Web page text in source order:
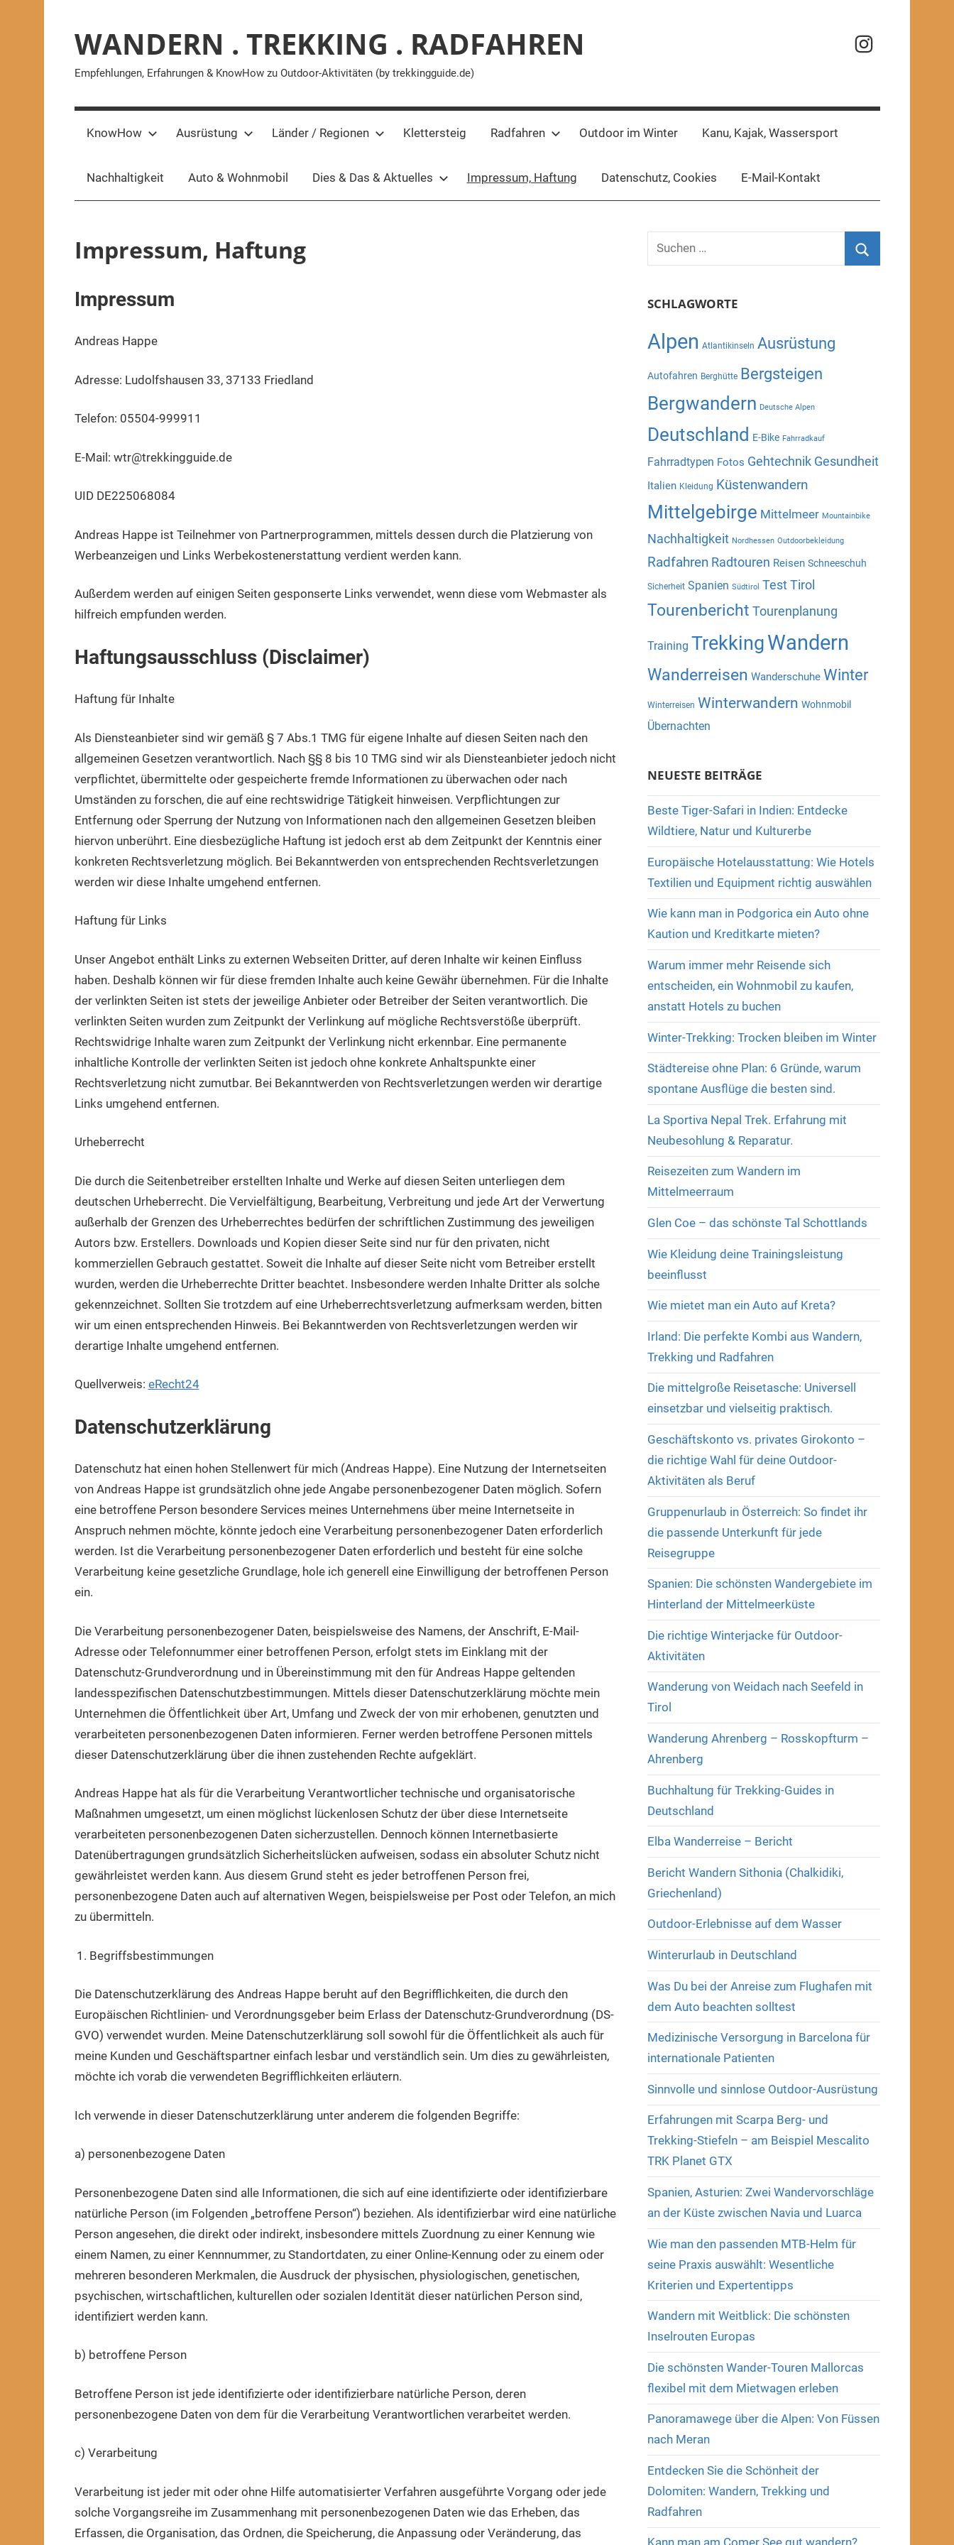
WANDERN . TREKKING . RADFAHREN
Empfehlungen, Erfahrungen & KnowHow zu Outdoor-Aktivitäten (by trekkingguide.de)
Reisefotos
KnowHow Ausrüstung Länder / Regionen Klettersteig Radfahren Outdoor im Winter Kanu, Kajak, Wassersport
Nachhaltigkeit Auto & Wohnmobil Dies & Das & Aktuelles Impressum, Haftung Datenschutz, Cookies E-Mail-Kontakt
Impressum, Haftung
Impressum
Andreas Happe
Adresse: Ludolfshausen 33, 37133 Friedland
Telefon: 05504-999911
E-Mail: wtr@trekkingguide.de
UID DE225068084
Andreas Happe ist Teilnehmer von Partnerprogrammen, mittels dessen durch die Platzierung von
Werbeanzeigen und Links Werbekostenerstattung verdient werden kann.
Außerdem werden auf einigen Seiten gesponserte Links verwendet, wenn diese vom Webmaster als
hilfreich empfunden werden.
Haftungsausschluss (Disclaimer)
Haftung für Inhalte
Als Diensteanbieter sind wir gemäß § 7 Abs.1 TMG für eigene Inhalte auf diesen Seiten nach den
allgemeinen Gesetzen verantwortlich. Nach §§ 8 bis 10 TMG sind wir als Diensteanbieter jedoch nicht
verpflichtet, übermittelte oder gespeicherte fremde Informationen zu überwachen oder nach
Umständen zu forschen, die auf eine rechtswidrige Tätigkeit hinweisen. Verpflichtungen zur
Entfernung oder Sperrung der Nutzung von Informationen nach den allgemeinen Gesetzen bleiben
hiervon unberührt. Eine diesbezügliche Haftung ist jedoch erst ab dem Zeitpunkt der Kenntnis einer
konkreten Rechtsverletzung möglich. Bei Bekanntwerden von entsprechenden Rechtsverletzungen
werden wir diese Inhalte umgehend entfernen.
Haftung für Links
Unser Angebot enthält Links zu externen Webseiten Dritter, auf deren Inhalte wir keinen Einfluss
haben. Deshalb können wir für diese fremden Inhalte auch keine Gewähr übernehmen. Für die Inhalte
der verlinkten Seiten ist stets der jeweilige Anbieter oder Betreiber der Seiten verantwortlich. Die
verlinkten Seiten wurden zum Zeitpunkt der Verlinkung auf mögliche Rechtsverstöße überprüft.
Rechtswidrige Inhalte waren zum Zeitpunkt der Verlinkung nicht erkennbar. Eine permanente
inhaltliche Kontrolle der verlinkten Seiten ist jedoch ohne konkrete Anhaltspunkte einer
Rechtsverletzung nicht zumutbar. Bei Bekanntwerden von Rechtsverletzungen werden wir derartige
Links umgehend entfernen.
Urheberrecht
Die durch die Seitenbetreiber erstellten Inhalte und Werke auf diesen Seiten unterliegen dem
deutschen Urheberrecht. Die Vervielfältigung, Bearbeitung, Verbreitung und jede Art der Verwertung
außerhalb der Grenzen des Urheberrechtes bedürfen der schriftlichen Zustimmung des jeweiligen
Autors bzw. Erstellers. Downloads und Kopien dieser Seite sind nur für den privaten, nicht
kommerziellen Gebrauch gestattet. Soweit die Inhalte auf dieser Seite nicht vom Betreiber erstellt
wurden, werden die Urheberrechte Dritter beachtet. Insbesondere werden Inhalte Dritter als solche
gekennzeichnet. Sollten Sie trotzdem auf eine Urheberrechtsverletzung aufmerksam werden, bitten
wir um einen entsprechenden Hinweis. Bei Bekanntwerden von Rechtsverletzungen werden wir
derartige Inhalte umgehend entfernen.
Quellverweis: eRecht24
Datenschutzerklärung
Datenschutz hat einen hohen Stellenwert für mich (Andreas Happe). Eine Nutzung der Internetseiten
von Andreas Happe ist grundsätzlich ohne jede Angabe personenbezogener Daten möglich. Sofern
eine betroffene Person besondere Services meines Unternehmens über meine Internetseite in
Anspruch nehmen möchte, könnte jedoch eine Verarbeitung personenbezogener Daten erforderlich
werden. Ist die Verarbeitung personenbezogener Daten erforderlich und besteht für eine solche
Verarbeitung keine gesetzliche Grundlage, hole ich generell eine Einwilligung der betroffenen Person
ein.
Die Verarbeitung personenbezogener Daten, beispielsweise des Namens, der Anschrift, E-Mail-
Adresse oder Telefonnummer einer betroffenen Person, erfolgt stets im Einklang mit der
Datenschutz-Grundverordnung und in Übereinstimmung mit den für Andreas Happe geltenden
landesspezifischen Datenschutzbestimmungen. Mittels dieser Datenschutzerklärung möchte mein
Unternehmen die Öffentlichkeit über Art, Umfang und Zweck der von mir erhobenen, genutzten und
verarbeiteten personenbezogenen Daten informieren. Ferner werden betroffene Personen mittels
dieser Datenschutzerklärung über die ihnen zustehenden Rechte aufgeklärt.
Andreas Happe hat als für die Verarbeitung Verantwortlicher technische und organisatorische
Maßnahmen umgesetzt, um einen möglichst lückenlosen Schutz der über diese Internetseite
verarbeiteten personenbezogenen Daten sicherzustellen. Dennoch können Internetbasierte
Datenübertragungen grundsätzlich Sicherheitslücken aufweisen, sodass ein absoluter Schutz nicht
gewährleistet werden kann. Aus diesem Grund steht es jeder betroffenen Person frei,
personenbezogene Daten auch auf alternativen Wegen, beispielsweise per Post oder Telefon, an mich
zu übermitteln.
Begriffsbestimmungen
Die Datenschutzerklärung des Andreas Happe beruht auf den Begrifflichkeiten, die durch den
Europäischen Richtlinien- und Verordnungsgeber beim Erlass der Datenschutz-Grundverordnung (DS-
GVO) verwendet wurden. Meine Datenschutzerklärung soll sowohl für die Öffentlichkeit als auch für
meine Kunden und Geschäftspartner einfach lesbar und verständlich sein. Um dies zu gewährleisten,
möchte ich vorab die verwendeten Begrifflichkeiten erläutern.
Ich verwende in dieser Datenschutzerklärung unter anderem die folgenden Begriffe:
a) personenbezogene Daten
Personenbezogene Daten sind alle Informationen, die sich auf eine identifizierte oder identifizierbare
natürliche Person (im Folgenden „betroffene Person“) beziehen. Als identifizierbar wird eine natürliche
Person angesehen, die direkt oder indirekt, insbesondere mittels Zuordnung zu einer Kennung wie
einem Namen, zu einer Kennnummer, zu Standortdaten, zu einer Online-Kennung oder zu einem oder
mehreren besonderen Merkmalen, die Ausdruck der physischen, physiologischen, genetischen,
psychischen, wirtschaftlichen, kulturellen oder sozialen Identität dieser natürlichen Person sind,
identifiziert werden kann.
b) betroffene Person
Betroffene Person ist jede identifizierte oder identifizierbare natürliche Person, deren
personenbezogene Daten von dem für die Verarbeitung Verantwortlichen verarbeitet werden.
c) Verarbeitung
Verarbeitung ist jeder mit oder ohne Hilfe automatisierter Verfahren ausgeführte Vorgang oder jede
solche Vorgangsreihe im Zusammenhang mit personenbezogenen Daten wie das Erheben, das
Erfassen, die Organisation, das Ordnen, die Speicherung, die Anpassung oder Veränderung, das
Suchen
SCHLAGWORTE
Alpen Atlantikinseln Ausrüstung
Autofahren Berghütte Bergsteigen
Bergwandern Deutsche Alpen
Deutschland E-Bike Fahrradkauf
Fahrradtypen Fotos Gehtechnik Gesundheit
Italien Kleidung Küstenwandern
Mittelgebirge Mittelmeer Mountainbike
Nachhaltigkeit Nordhessen Outdoorbekleidung
Radfahren Radtouren Reisen Schneeschuh
Sicherheit Spanien Südtirol TestTirol
Tourenbericht Tourenplanung
Training TrekkingWandern
Wanderreisen Wanderschuhe Winter
Winterreisen Winterwandern Wohnmobil
Übernachten
NEUESTE BEITRÄGE
Beste Tiger-Safari in Indien: Entdecke
Wildtiere, Natur und Kulturerbe
Europäische Hotelausstattung: Wie Hotels
Textilien und Equipment richtig auswählen
Wie kann man in Podgorica ein Auto ohne
Kaution und Kreditkarte mieten?
Warum immer mehr Reisende sich
entscheiden, ein Wohnmobil zu kaufen,
anstatt Hotels zu buchen
Winter-Trekking: Trocken bleiben im Winter
Städtereise ohne Plan: 6 Gründe, warum
spontane Ausflüge die besten sind.
La Sportiva Nepal Trek. Erfahrung mit
Neubesohlung & Reparatur.
Reisezeiten zum Wandern im
Mittelmeerraum
Glen Coe – das schönste Tal Schottlands
Wie Kleidung deine Trainingsleistung
beeinflusst
Wie mietet man ein Auto auf Kreta?
Irland: Die perfekte Kombi aus Wandern,
Trekking und Radfahren
Die mittelgroße Reisetasche: Universell
einsetzbar und vielseitig praktisch.
Geschäftskonto vs. privates Girokonto –
die richtige Wahl für deine Outdoor-
Aktivitäten als Beruf
Gruppenurlaub in Österreich: So findet ihr
die passende Unterkunft für jede
Reisegruppe
Spanien: Die schönsten Wandergebiete im
Hinterland der Mittelmeerküste
Die richtige Winterjacke für Outdoor-
Aktivitäten
Wanderung von Weidach nach Seefeld in
Tirol
Wanderung Ahrenberg – Rosskopfturm –
Ahrenberg
Buchhaltung für Trekking-Guides in
Deutschland
Elba Wanderreise – Bericht
Bericht Wandern Sithonia (Chalkidiki,
Griechenland)
Outdoor-Erlebnisse auf dem Wasser
Winterurlaub in Deutschland
Was Du bei der Anreise zum Flughafen mit
dem Auto beachten solltest
Medizinische Versorgung in Barcelona für
internationale Patienten
Sinnvolle und sinnlose Outdoor-Ausrüstung
Erfahrungen mit Scarpa Berg- und
Trekking-Stiefeln – am Beispiel Mescalito
TRK Planet GTX
Spanien, Asturien: Zwei Wandervorschläge
an der Küste zwischen Navia und Luarca
Wie man den passenden MTB-Helm für
seine Praxis auswählt: Wesentliche
Kriterien und Expertentipps
Wandern mit Weitblick: Die schönsten
Inselrouten Europas
Die schönsten Wander-Touren Mallorcas
flexibel mit dem Mietwagen erleben
Panoramawege über die Alpen: Von Füssen
nach Meran
Entdecken Sie die Schönheit der
Dolomiten: Wandern, Trekking und
Radfahren